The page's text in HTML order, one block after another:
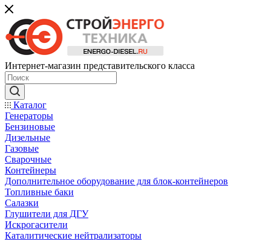
Интернет-магазин представительского класса
Каталог
Генераторы
Бензиновые
Дизельные
Газовые
Сварочные
Контейнеры
Дополнительное оборудование для блок-контейнеров
Топливные баки
Салазки
Глушители для ДГУ
Искрогасители
Каталитические нейтрализаторы